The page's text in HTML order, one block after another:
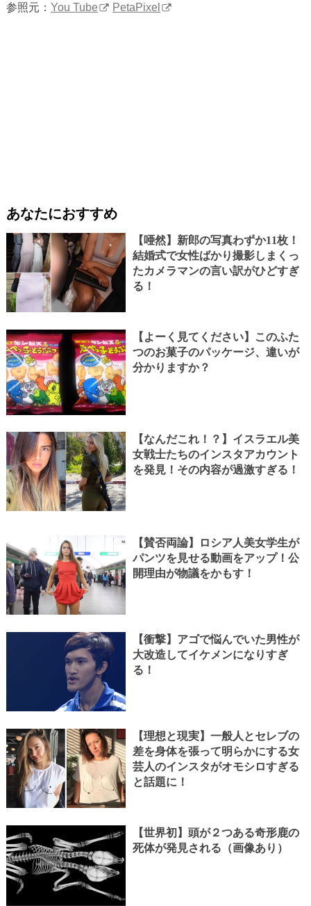
参照元： You Tube PetaPixel
あなたにおすすめ
【唖然】新郎の写真わずか11枚！
結婚式で女性ばかり撮影しまくっ
たカメラマンの言い訳がひどすぎ
る！
【よーく見てください】このふた
つのお菓子のパッケージ、違いが
分かりますか？
【なんだこれ！？】イスラエル美
女戦士たちのインスタアカウント
を発見！その内容が過激すぎる！
【賛否両論】ロシア人美女学生が
パンツを見せる動画をアップ！公
開理由が物議をかもす！
【衝撃】アゴで悩んでいた男性が
大改造してイケメンになりすぎ
る！
【理想と現実】一般人とセレブの
差を身体を張って明らかにする女
芸人のインスタがオモシロすぎる
と話題に！
【世界初】頭が２つある奇形鹿の
死体が発見される（画像あり）